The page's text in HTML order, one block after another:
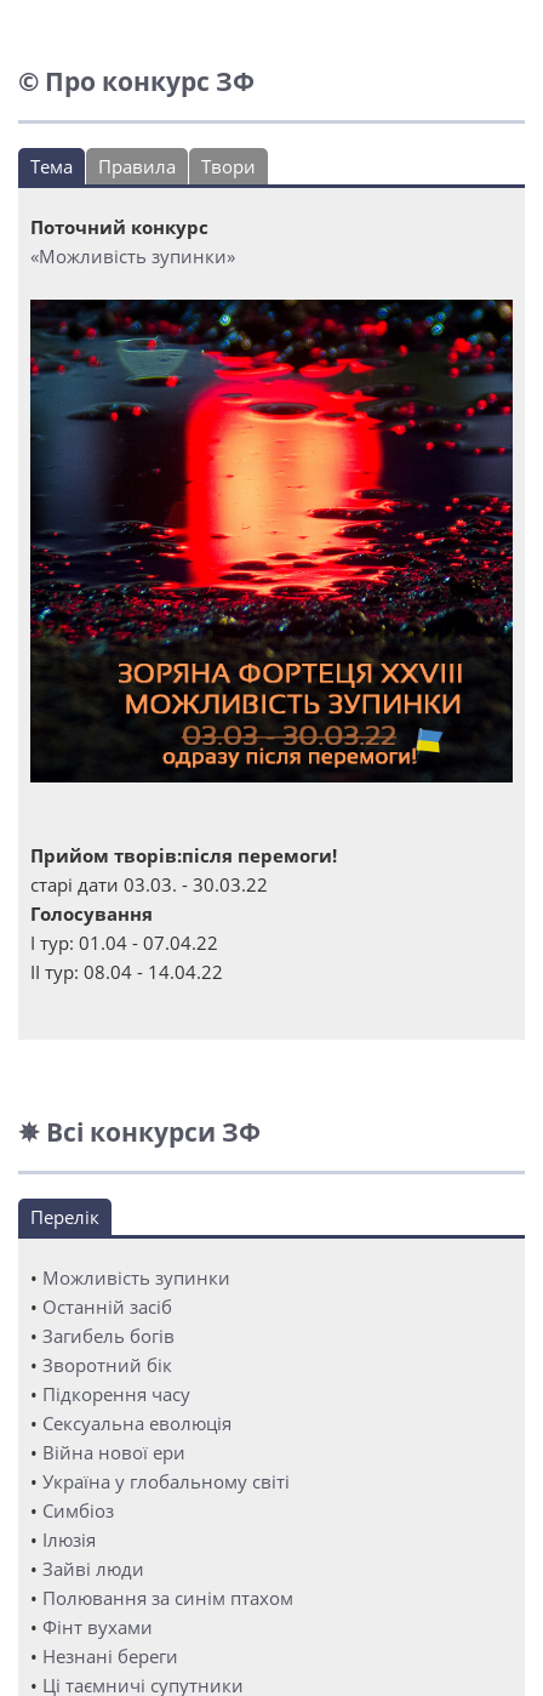
© Про конкурс ЗФ
Тема Правила Твори
Поточний конкурс
«Можливість зупинки»
Прийом творів:після перемоги!
старі дати 03.03. - 30.03.22
Голосування
І тур: 01.04 - 07.04.22
ІІ тур: 08.04 - 14.04.22
✵ Всі конкурси ЗФ
Перелік
• Можливість зупинки
• Останній засіб
• Загибель богів
• Зворотний бік
• Підкорення часу
• Сексуальна еволюція
• Війна нової ери
• Україна у глобальному світі
• Симбіоз
• Ілюзія
• Зайві люди
• Полювання за синім птахом
• Фінт вухами
• Незнані береги
• Ці таємничі супутники